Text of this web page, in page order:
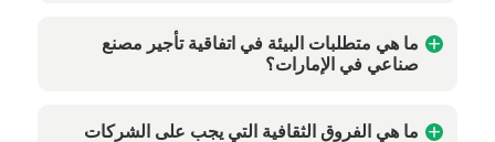
ما هي متطلبات البيئة في اتفاقية تأجير مصنع
صناعي في الإمارات؟
ما هي الفروق الثقافية التي يجب على الشركات